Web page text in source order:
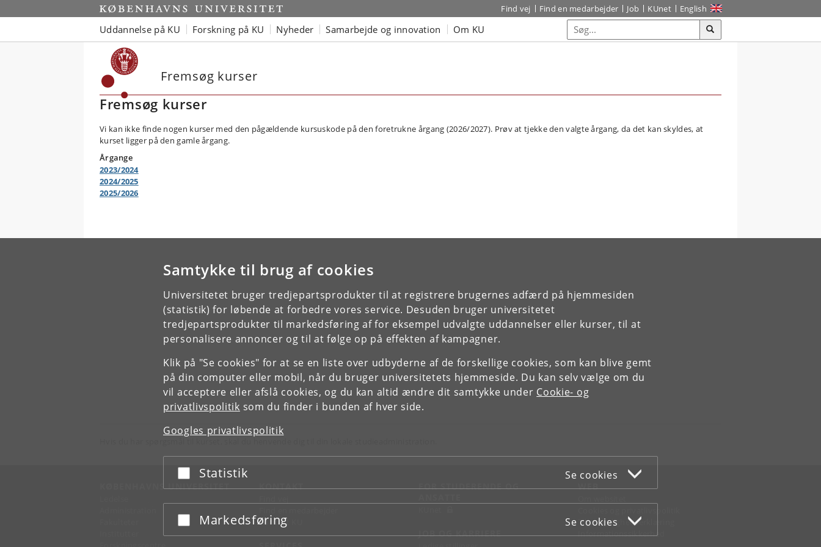
Samtykke til brug af cookies
Universitetet bruger tredjepartsprodukter til at registrere brugernes adfærd på hjemmesiden
(statistik) for løbende at forbedre vores service. Desuden bruger universitetet
tredjepartsprodukter til markedsføring af for eksempel udvalgte uddannelser eller kurser, til at
personalisere annoncer og til at følge op på effekten af kampagner.
Klik på "Se cookies" for at se en liste over udbyderne af de forskellige cookies, som kan blive gemt
på din computer eller mobil, når du bruger universitetets hjemmeside. Du kan selv vælge om du
vil acceptere eller afslå cookies, og du kan altid ændre dit samtykke under Cookie- og
privatlivspolitik som du finder i bunden af hver side.
Googles privatlivspolitik
Acceptér eller afslå
Statistik Se cookies
Acceptér eller afslå
Markedsføring Se cookies
Find vej Find en medarbejder Job KUnet English
Uddannelse på KU Forskning på KU Nyheder Samarbejde og innovation Om KU
Fremsøg kurser
Fremsøg kurser
Vi kan ikke finde nogen kurser med den pågældende kursuskode på den foretrukne årgang (2026/2027). Prøv at tjekke den valgte årgang, da det kan skyldes, at
kurset ligger på den gamle årgang.
Årgange
2023/2024
2024/2025
2025/2026
KØBENHAVNS UNIVERSITET KONTAKT
Kontakt KU
FOR STUDERENDE OG
JOB OG KARRIERE
WEB
Tilgængelighedserklæring
Informationssikkerhed